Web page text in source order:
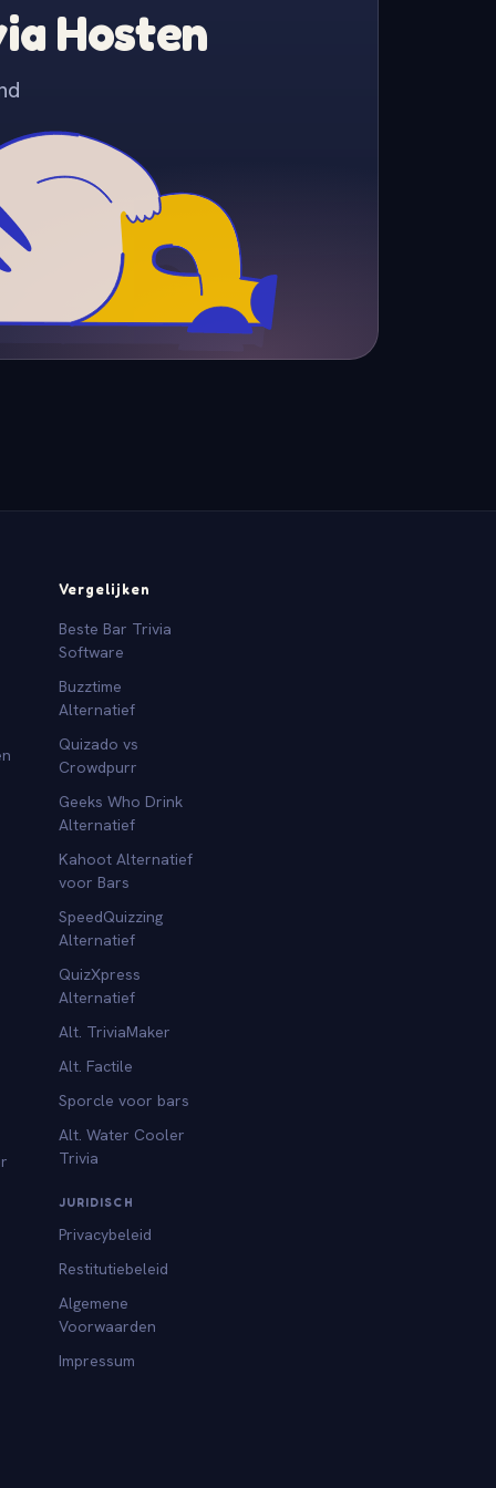
Hosten
Vergelijken
Beste Bar Trivia
Software
Buzztime
Alternatief
Quizado vs
Crowdpurr
Geeks Who Drink
Alternatief
Kahoot Alternatief
voor Bars
SpeedQuizzing
Alternatief
QuizXpress
Alternatief
Alt. TriviaMaker
Alt. Factile
Sporcle voor bars
Alt. Water Cooler
Trivia
JURIDISCH
Privacybeleid
Restitutiebeleid
Algemene
Voorwaarden
Impressum